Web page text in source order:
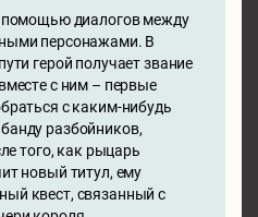
помощью диалогов между
персонажами. В
герой получает звание
с ним – первые
с каким-нибудь
разбойников,
того, как рыцарь
новый титул, ему
квест, связанный с